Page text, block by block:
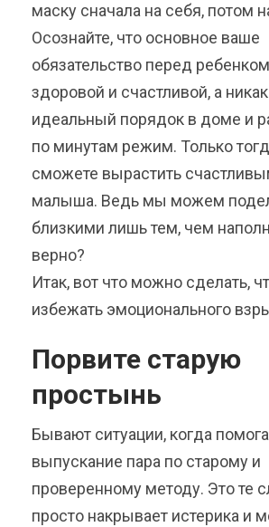
маску сначала на себя, потом
Осознайте, что основное ваше
обязательство перед
здоровой и счастливой, а
идеальный порядок в доме и
по минутам режим. Только
сможете вырастить
малыша. Ведь мы можем
близкими лишь тем, чем
верно?
Итак, вот что можно сделать,
избежать эмоционального
Порвите старую
простынь
Бывают ситуации, когда
выпускание пара по старому и
проверенному методу. Это те
просто накрывает истерика и